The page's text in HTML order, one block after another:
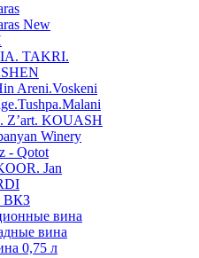
New
TAKRI.
Areni.Voskeni
Z’art. KOUASH
Winery
- Qotot
Jan
ВКЗ
вина
вина
0,75 л